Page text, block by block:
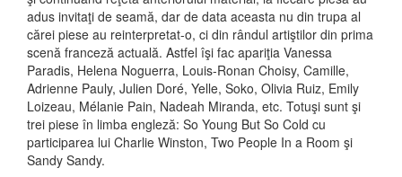
adus invitaţi de seamă, dar de data aceasta nu din trupa al
cărei piese au reinterpretat-o, ci din rândul artiştilor din prima
scenă franceză actuală. Astfel îşi fac apariţia Vanessa
Paradis, Helena Noguerra, Louis-Ronan Choisy, Camille,
Adrienne Pauly, Julien Doré, Yelle, Soko, Olivia Ruiz, Emily
Loizeau, Mélanie Pain, Nadeah Miranda, etc. Totuşi sunt şi
trei piese în limba engleză: So Young But So Cold cu
participarea lui Charlie Winston, Two People In a Room şi
Sandy Sandy.